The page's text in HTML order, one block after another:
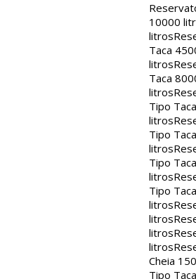
10000
litros
Taca
litros
Taca
litros
Tipo
litros
Tipo
litros
Tipo
litros
Tipo
litros
litros
litros
litros
Cheia
Tipo